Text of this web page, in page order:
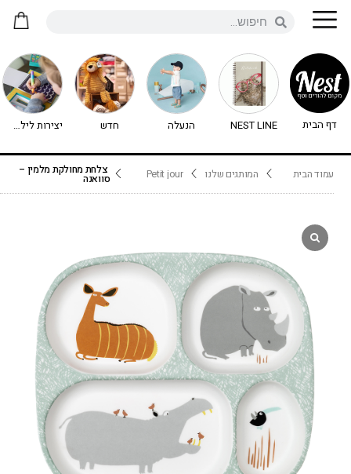
דף הבית NEST LINE הנעלה חדש יצירות לילדים - יצירה לילדים
עמוד הבית המותגים שלנו Petit jour צלחת מחולקת מלמין –
סוואנה